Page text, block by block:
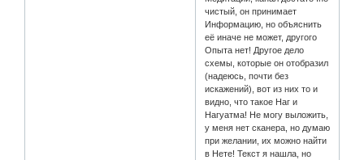
чистый, он принимает
Информацию, но объяснить
её иначе не может, другого
Опыта нет! Другое дело
схемы, которые он отобразил
(надеюсь, почти без
искажений), вот из них то и
видно, что такое Наг и
Нагуатма! Не могу выложить,
у меня нет сканера, но думаю
при желании, их можно найти
в Нете! Текст я нашла, но